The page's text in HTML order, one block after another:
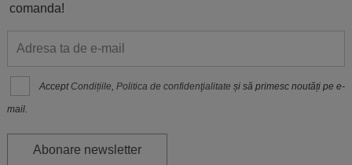
comanda!
Accept Condițiile ,Politica de confidenţialitate și să primesc noutăți pe e-
mail.
Abonare newsletter